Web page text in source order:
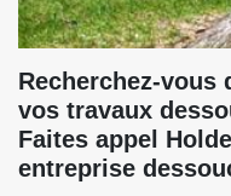
Recherchez-
vos travaux
Faites appel
entreprise